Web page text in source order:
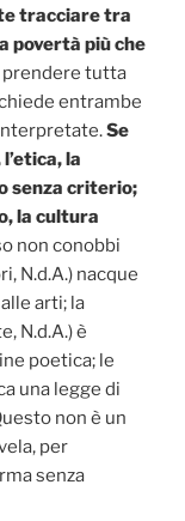
tracciare tra
povertà più che
prendere tutta
entrambe
Se
la
senza criterio;
la cultura
non conobbi
N.d.A.) nacque
arti; la
N.d.A.) è
poetica; le
una legge di
non è un
per
senza